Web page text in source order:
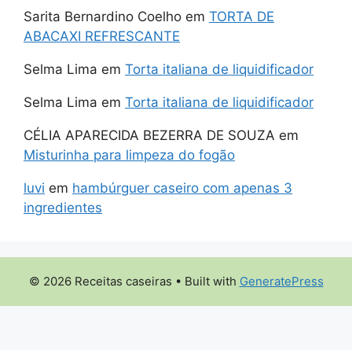
Sarita Bernardino Coelho em TORTA DE
ABACAXI REFRESCANTE
Selma Lima em Torta italiana de liquidificador
Selma Lima em Torta italiana de liquidificador
CÉLIA APARECIDA BEZERRA DE SOUZA em
Misturinha para limpeza do fogão
luvi em hambúrguer caseiro com apenas 3
ingredientes
© 2026 Receitas caseiras • Built with GeneratePress